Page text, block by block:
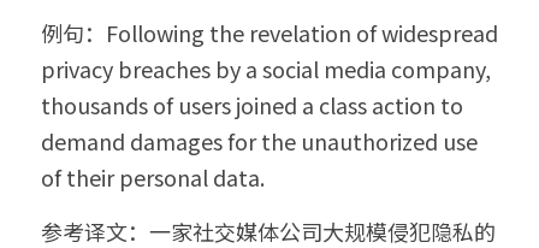
例句：Following the revelation of widespread
privacy breaches by a social media company,
thousands of users joined a class action to
demand damages for the unauthorized use
of their personal data.
参考译文：一家社交媒体公司大规模侵犯隐私的